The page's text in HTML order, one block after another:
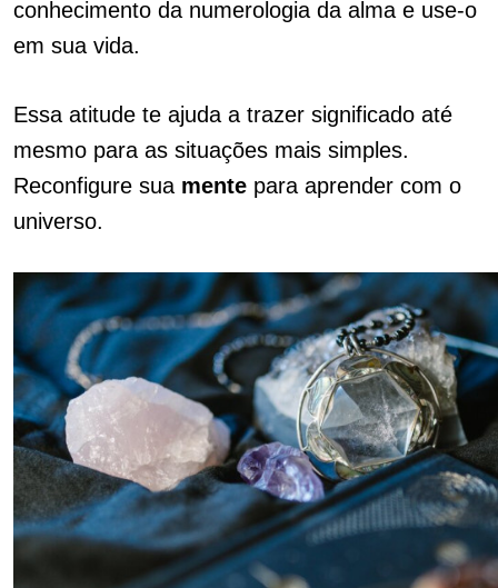
conhecimento da numerologia da alma e use-o
em sua vida.
Essa atitude te ajuda a trazer significado até
mesmo para as situações mais simples.
Reconfigure sua mente para aprender com o
universo.